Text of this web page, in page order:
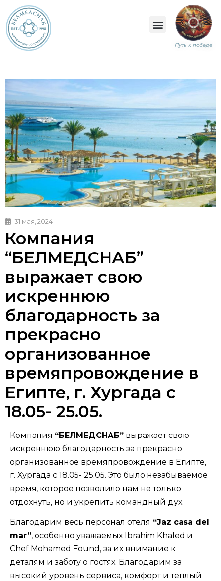
Путь к победе
31 мая, 2024
Компания
“БЕЛМЕДСНАБ”
выражает свою
искреннюю
благодарность за
прекрасно
организованное
времяпровождение в
Египте, г. Хургада с
18.05- 25.05.
Компания “БЕЛМЕДСНАБ” выражает свою
искреннюю благодарность за прекрасно
организованное времяпровождение в Египте,
г. Хургада с 18.05- 25.05. Это было незабываемое
время, которое позволило нам не только
отдохнуть, но и укрепить командный дух.
Благодарим весь персонал отеля “Jaz casa del
mar”, особенно уважаемых Ibrahim Khaled и
Chef Mohamed Found, за их внимание к
деталям и заботу о гостях. Благодарим за
высокий уровень сервиса, комфорт и теплый